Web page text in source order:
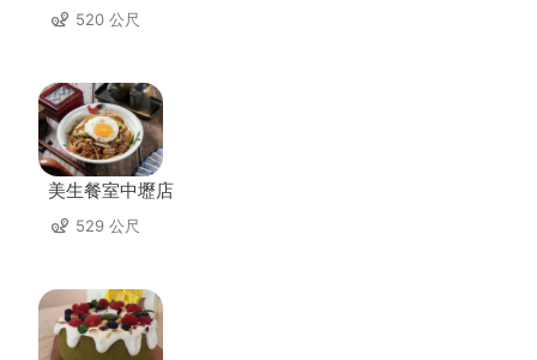
520 公尺
美生餐室中壢店
529 公尺